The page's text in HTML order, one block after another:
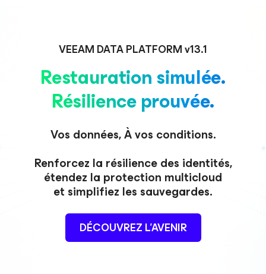
VEEAM DATA PLATFORM v13.1
Restauration simulée.
Résilience prouvée.
Vos données, À vos conditions.
Renforcez la résilience des identités,
étendez la protection multicloud
et simplifiez les sauvegardes.
DÉCOUVREZ L’AVENIR